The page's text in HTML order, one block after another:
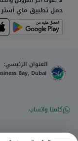
حمل تطبيق ماي أستر
العنوان الرئيسي:
Bay, Dubai
كلمنا واتساب
تواصل معنا